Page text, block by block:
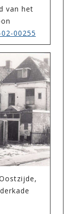
van het
00255